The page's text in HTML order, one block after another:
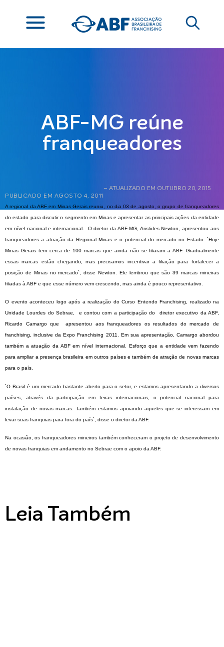
ABF-MG reúne
franqueadores
PUBLICADO EM AGOSTO 4, 2011
– ATUALIZADO EM OUTUBRO 20, 2015
A regional da ABF em Minas Gerais reuniu, no dia 03 de agosto, o grupo de franqueadores
do estado para discutir o segmento em Minas e apresentar as principais ações da entidade
em nível nacional e internacional. O diretor da ABF-MG, Aristides Newton, apresentou aos
franqueadores a atuação da Regional Minas e o potencial do mercado no Estado. `Hoje
Minas Gerais tem cerca de 100 marcas que ainda não se filiaram a ABF. Gradualmente
essas marcas estão chegando, mas precisamos incentivar a filiação para fortalecer a
posição de Minas no mercado`, disse Newton. Ele lembrou que são 39 marcas mineiras
filiadas à ABF e que esse número vem crescendo, mas ainda é pouco representativo.
O evento aconteceu logo após a realização do Curso Entendo Franchising, realizado na
Unidade Lourdes do Sebrae, e contou com a participação do diretor executivo da ABF,
Ricardo Camargo que apresentou aos franqueadores os resultados do mercado de
franchising, inclusive da Expo Franchising 2011. Em sua apresentação, Camargo abordou
também a atuação da ABF em nível internacional. Esforço que a entidade vem fazendo
para ampliar a presença brasileira em outros países e também de atração de novas marcas
para o país.
`O Brasil é um mercado bastante aberto para o setor, e estamos apresentando a diversos
países, através da participação em feiras internacionais, o potencial nacional para
instalação de novas marcas. Também estamos apoiando aqueles que se interessam em
levar suas franquias para fora do país`, disse o diretor da ABF.
Na ocasião, os franqueadores mineiros também conheceram o projeto de desenvolvimento
de novas franquias em andamento no Sebrae com o apoio da ABF.
Leia Também